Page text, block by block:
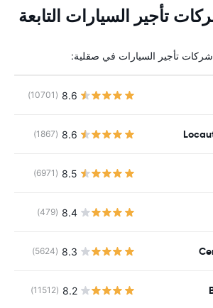
تأجير السيارات التابعة
شركات تأجير السيارات في صقلية:
8.6
(10701)
8.6
(1867)
8.5
(6971)
8.4
(479)
8.3
(5624)
8.2
(11512)